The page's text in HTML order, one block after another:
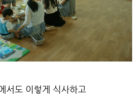
서도 이렇게 식사하고